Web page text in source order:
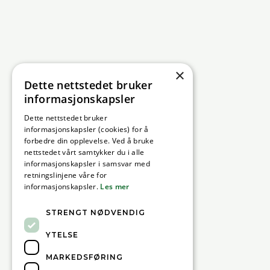
×
Dette nettstedet bruker
informasjonskapsler
Dette nettstedet bruker
informasjonskapsler (cookies) for å
forbedre din opplevelse. Ved å bruke
nettstedet vårt samtykker du i alle
informasjonskapsler i samsvar med
retningslinjene våre for
informasjonskapsler. Les mer
STRENGT NØDVENDIG
YTELSE
MARKEDSFØRING